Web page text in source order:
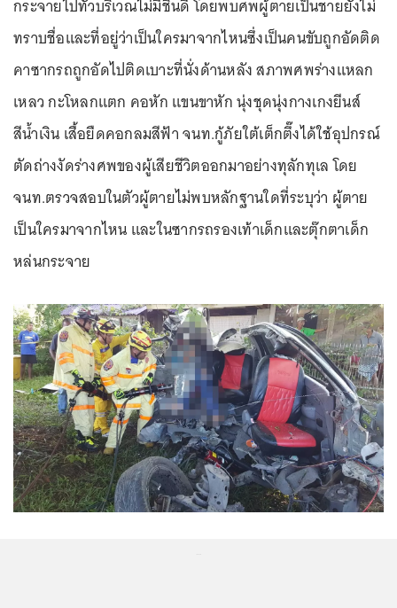
กระจายไปทั่วบริเวณไม่มีชิ้นดี โดยพบศพผู้ตายเป็นชายยังไม่
ทราบชื่อและที่อยู่ว่าเป็นใครมาจากไหนซึ่งเป็นคนขับถูกอัดติด
คาซากรถถูกอัดไปติดเบาะที่นั่งด้านหลัง สภาพศพร่างแหลก
เหลว กะโหลกแตก คอหัก แขนขาหัก นุ่งชุดนุ่งกางเกงยีนส์
สีน้ำเงิน เสื้อยืดคอกลมสีฟ้า จนท.กู้ภัยใต้เต็กตึ๊งได้ใช้อุปกรณ์
ตัดถ่างงัดร่างศพของผู้เสียชีวิตออกมาอย่างทุลักทุเล โดย
จนท.ตรวจสอบในตัวผู้ตายไม่พบหลักฐานใดที่ระบุว่า ผู้ตาย
เป็นใครมาจากไหน และในซากรถรองเท้าเด็กและตุ๊กตาเด็ก
หล่นกระจาย